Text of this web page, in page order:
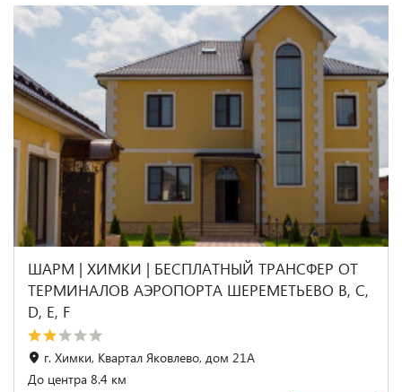
ШАРМ | ХИМКИ | БЕСПЛАТНЫЙ ТРАНСФЕР ОТ
ТЕРМИНАЛОВ АЭРОПОРТА ШЕРЕМЕТЬЕВО B, C,
D, E, F
г. Химки, Квартал Яковлево, дом 21А
До центра 8.4 км